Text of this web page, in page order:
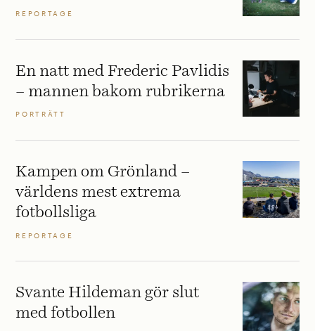
REPORTAGE
En natt med Frederic Pavlidis
– mannen bakom rubrikerna
PORTRÄTT
Kampen om Grönland –
världens mest extrema
fotbollsliga
REPORTAGE
Svante Hildeman gör slut
med fotbollen